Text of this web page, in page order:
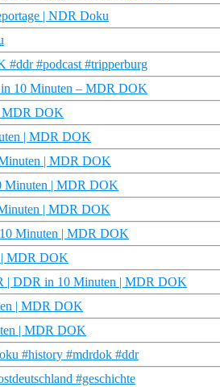
| NDR Doku
#ddr #podcast #tripperburg
10 Minuten – MDR DOK
MDR DOK
| MDR DOK
| MDR DOK
Minuten | MDR DOK
| MDR DOK
Minuten | MDR DOK
| MDR DOK
| DDR in 10 Minuten | MDR DOK
| MDR DOK
| MDR DOK
#history #mdrdok #ddr
#geschichte